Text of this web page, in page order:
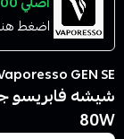
اضغط
GEN SE
80W